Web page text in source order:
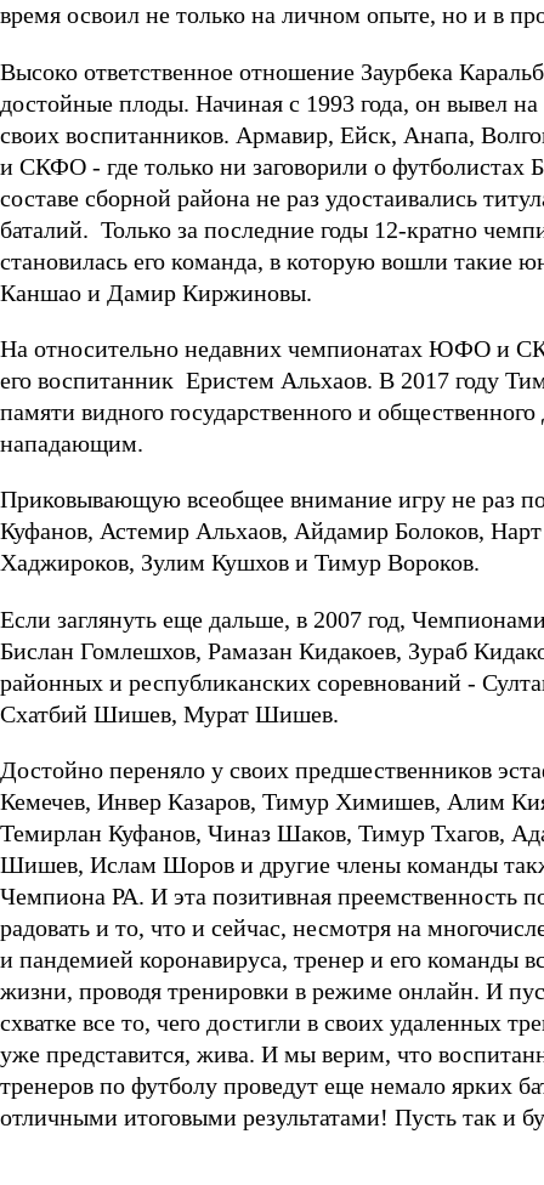
время освоил не только на личном опыте, но и в
Высоко ответственное отношение Заурбека
достойные плоды. Начиная с 1993 года, он вывел
своих воспитанников. Армавир, Ейск, Анапа,
и СКФО - где только ни заговорили о футболистах
составе сборной района не раз удостаивались
баталий. Только за последние годы 12-кратно
становилась его команда, в которую вошли
Каншао и Дамир Киржиновы.
На относительно недавних чемпионатах ЮФО и
его воспитанник Еристем Альхаов. В 2017 году
памяти видного государственного и
нападающим.
Приковывающую всеобщее внимание игру не раз
Куфанов, Астемир Альхаов, Айдамир Болоков,
Хаджироков, Зулим Кушхов и Тимур Вороков.
Если заглянуть еще дальше, в 2007 год,
Бислан Гомлешхов, Рамазан Кидакоев, Зураб
районных и республиканских соревнований -
Схатбий Шишев, Мурат Шишев.
Достойно переняло у своих предшественников
Кемечев, Инвер Казаров, Тимур Химишев, Алим
Темирлан Куфанов, Чиназ Шаков, Тимур Тхагов,
Шишев, Ислам Шоров и другие члены команды
Чемпиона РА. И эта позитивная преемственность
радовать и то, что и сейчас, несмотря на
и пандемией коронавируса, тренер и его команды
жизни, проводя тренировки в режиме онлайн. И
схватке все то, чего достигли в своих удаленных
уже представится, жива. И мы верим, что
тренеров по футболу проведут еще немало ярких
отличными итоговыми результатами! Пусть так и